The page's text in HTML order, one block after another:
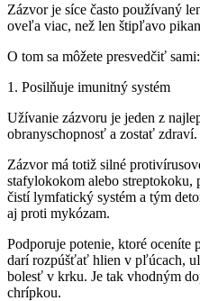
Zázvor je síce často používaný
oveľa viac, než len štipľavo
O tom sa môžete presvedčiť sami:
1. Posilňuje imunitný systém
Užívanie zázvoru je jeden z
obranyschopnosť a zostať zdraví.
Zázvor má totiž silné
stafylokokom alebo
čistí lymfatický systém a tým
aj proti mykózam.
Podporuje potenie, ktoré oceníte
darí rozpúšťať hlien v pľúcach,
bolesť v krku. Je tak vhodným
chrípkou.